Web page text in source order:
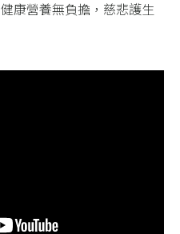
康營養無負擔，慈悲護生